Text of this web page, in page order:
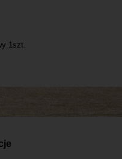
1szt.